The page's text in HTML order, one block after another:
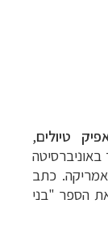
טיולים,
כתב
הספר "בני